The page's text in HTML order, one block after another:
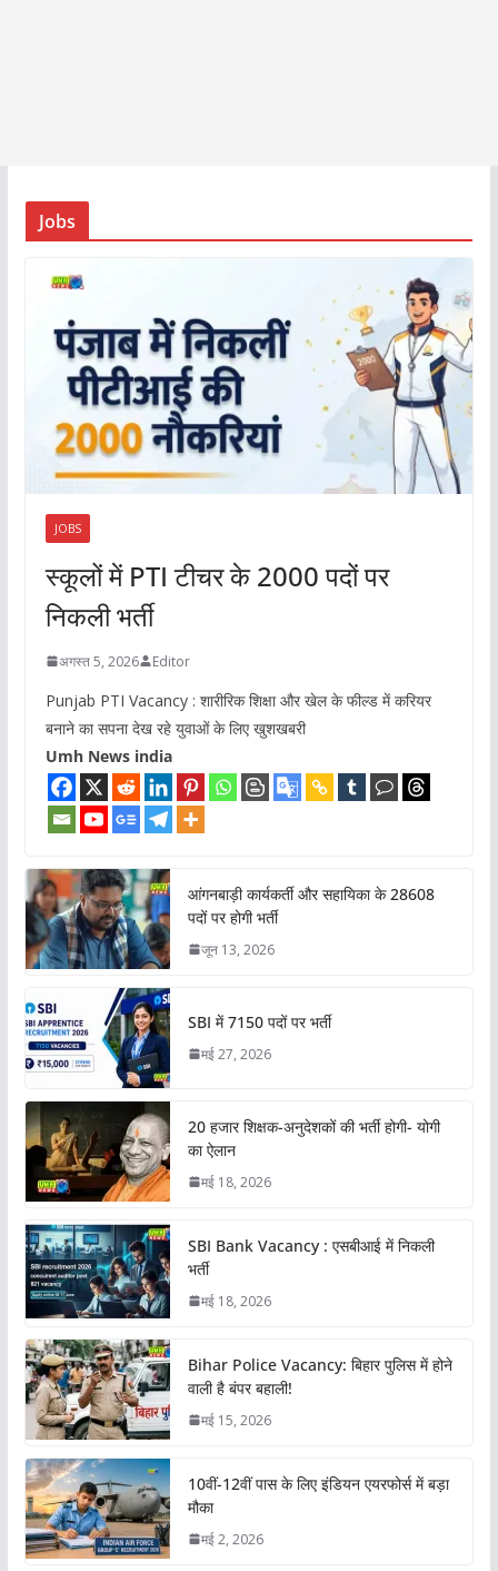
Jobs
JOBS
स्कूलों में PTI टीचर के 2000 पदों पर
निकली भर्ती
अगस्त 5, 2026 Editor
Punjab PTI Vacancy : शारीरिक शिक्षा और खेल के फील्ड में करियर
बनाने का सपना देख रहे युवाओं के लिए खुशखबरी
Umh News india
आंगनबाड़ी कार्यकर्ती और सहायिका के 28608
पदों पर होगी भर्ती
जून 13, 2026
SBI में 7150 पदों पर भर्ती
मई 27, 2026
20 हजार शिक्षक-अनुदेशकों की भर्ती होगी- योगी
का ऐलान
मई 18, 2026
SBI Bank Vacancy : एसबीआई में निकली
भर्ती
मई 18, 2026
Bihar Police Vacancy: बिहार पुलिस में होने
वाली है बंपर बहाली!
मई 15, 2026
10वीं-12वीं पास के लिए इंडियन एयरफोर्स में बड़ा
मौका
मई 2, 2026